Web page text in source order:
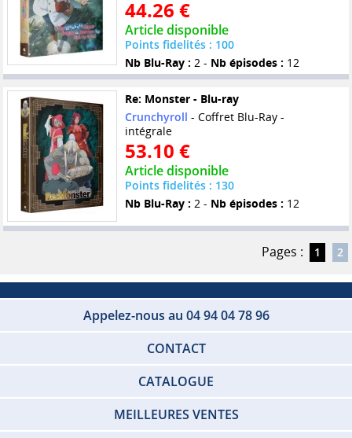
44.26 €
Article disponible
Points fidelités : 100
Nb Blu-Ray : 2 - Nb épisodes : 12
Re: Monster - Blu-ray
Crunchyroll - Coffret Blu-Ray -
intégrale
53.10 €
Article disponible
Points fidelités : 130
Nb Blu-Ray : 2 - Nb épisodes : 12
Pages : 1 2
Appelez-nous au 04 94 04 78 96
CONTACT
CATALOGUE
MEILLEURES VENTES